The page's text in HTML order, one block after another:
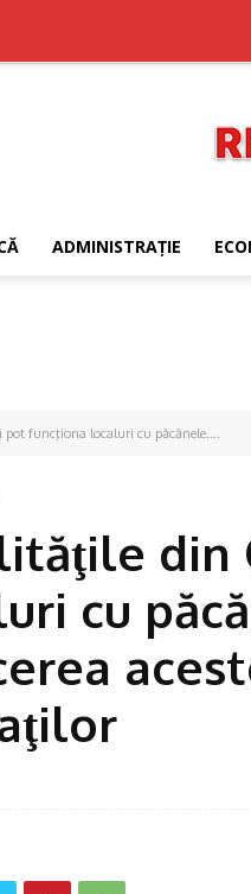
ADMINISTRAŢIE
funcţiona localuri cu păcănele....
cu